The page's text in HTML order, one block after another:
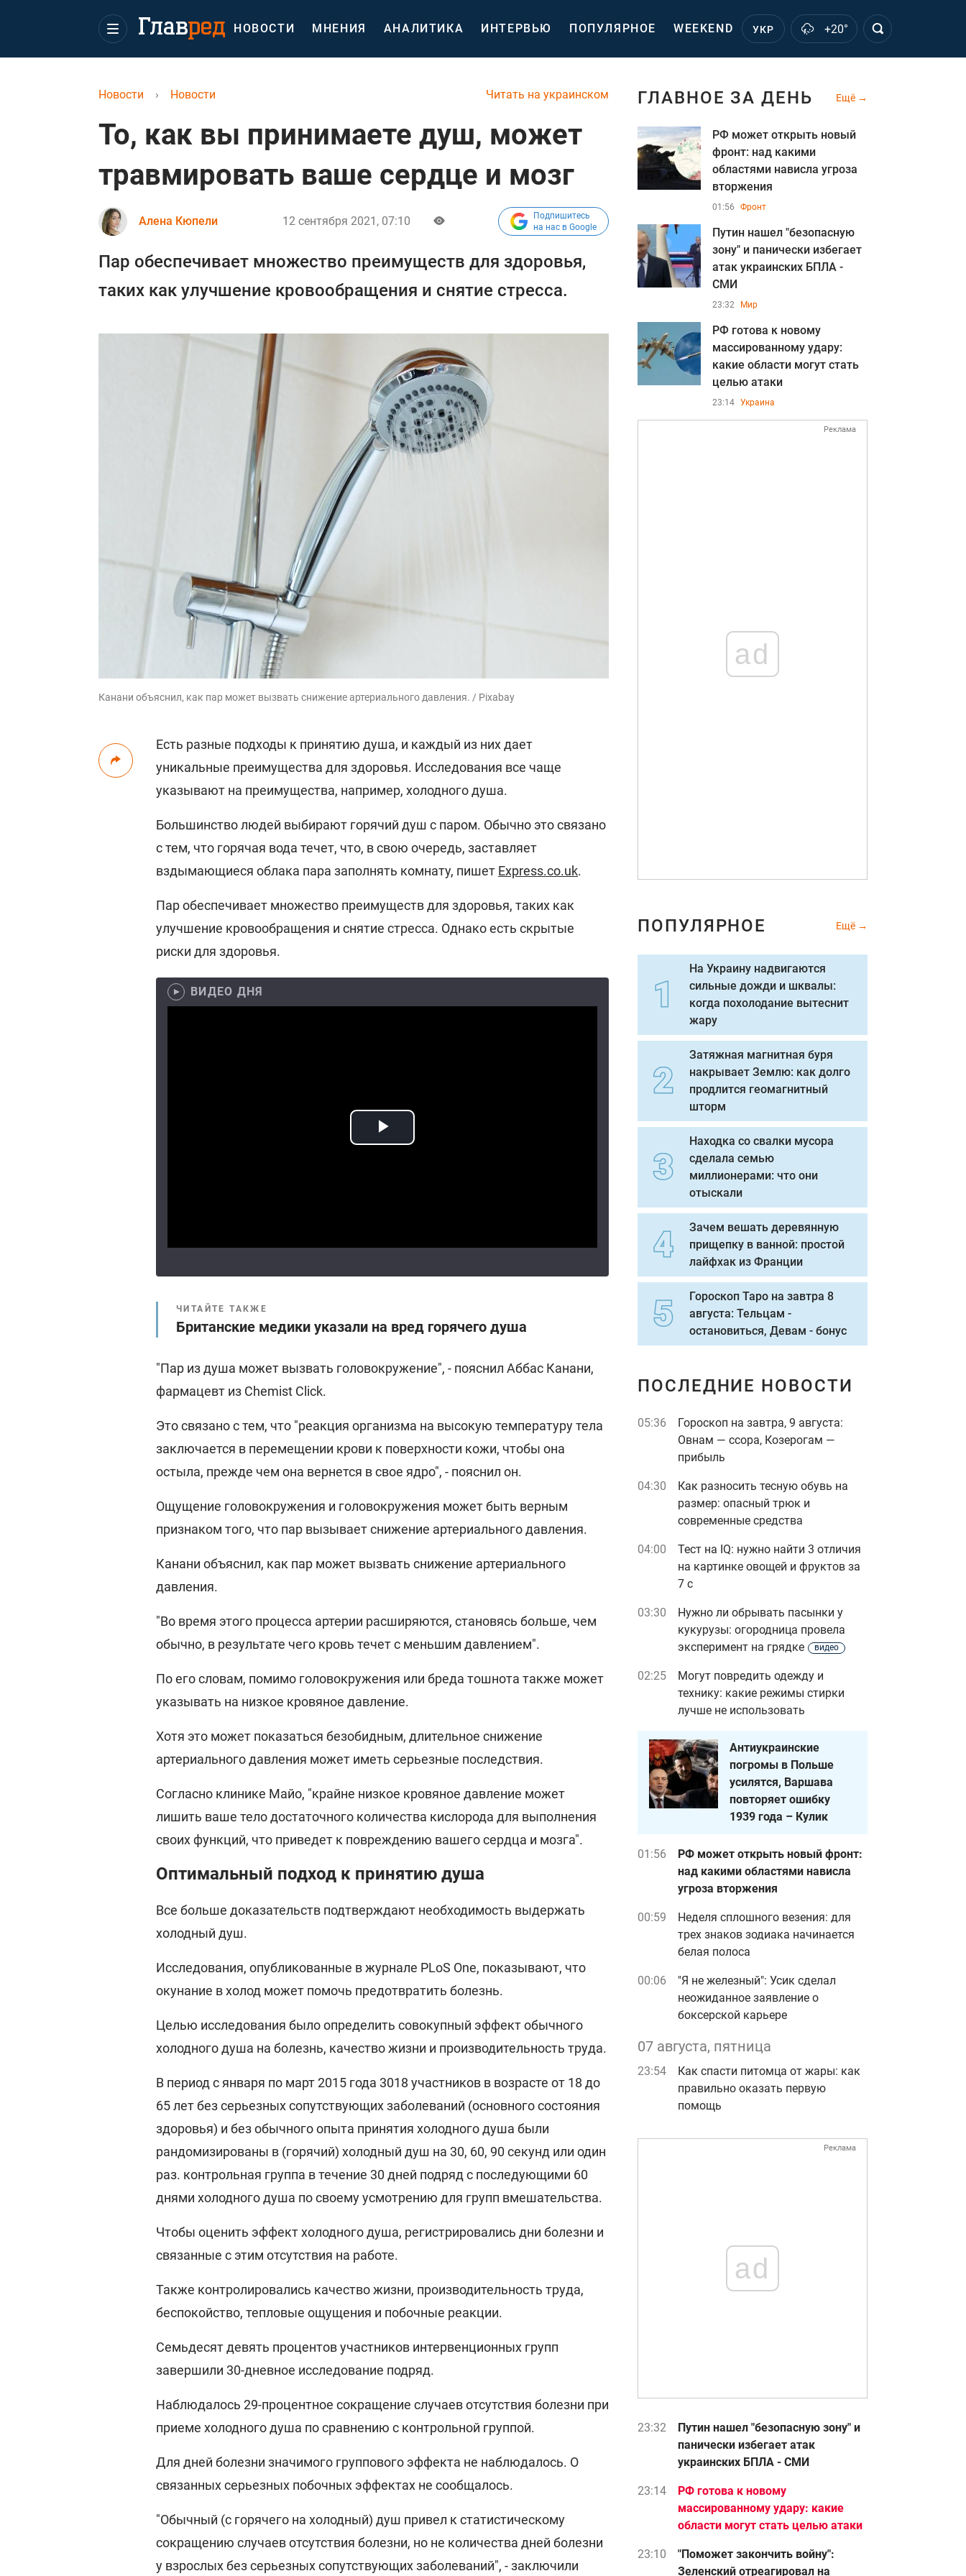
НОВОСТИ МНЕНИЯ АНАЛИТИКА ИНТЕРВЬЮ ПОПУЛЯРНОЕ WEEKEND УКР +20°
Читать на украинском
Новости › Новости
То, как вы принимаете душ, может
травмировать ваше сердце и мозг
Алена Кюпели 12 сентября 2021, 07:10
Подпишитесь
на нас в Google
Пар обеспечивает множество преимуществ для здоровья,
таких как улучшение кровообращения и снятие стресса.
Канани объяснил, как пар может вызвать снижение артериального давления. / Pixabay
Есть разные подходы к принятию душа, и каждый из них дает
уникальные преимущества для здоровья. Исследования все чаще
указывают на преимущества, например, холодного душа.
Большинство людей выбирают горячий душ с паром. Обычно это связано
с тем, что горячая вода течет, что, в свою очередь, заставляет
вздымающиеся облака пара заполнять комнату, пишет Express.co.uk.
Пар обеспечивает множество преимуществ для здоровья, таких как
улучшение кровообращения и снятие стресса. Однако есть скрытые
риски для здоровья.
ВИДЕО ДНЯ
ЧИТАЙТЕ ТАКЖЕ
Британские медики указали на вред горячего душа
"Пар из душа может вызвать головокружение", - пояснил Аббас Канани,
фармацевт из Chemist Click.
Это связано с тем, что "реакция организма на высокую температуру тела
заключается в перемещении крови к поверхности кожи, чтобы она
остыла, прежде чем она вернется в свое ядро", - пояснил он.
Ощущение головокружения и головокружения может быть верным
признаком того, что пар вызывает снижение артериального давления.
Канани объяснил, как пар может вызвать снижение артериального
давления.
"Во время этого процесса артерии расширяются, становясь больше, чем
обычно, в результате чего кровь течет с меньшим давлением".
По его словам, помимо головокружения или бреда тошнота также может
указывать на низкое кровяное давление.
Хотя это может показаться безобидным, длительное снижение
артериального давления может иметь серьезные последствия.
Согласно клинике Майо, "крайне низкое кровяное давление может
лишить ваше тело достаточного количества кислорода для выполнения
своих функций, что приведет к повреждению вашего сердца и мозга".
Оптимальный подход к принятию душа
Все больше доказательств подтверждают необходимость выдержать
холодный душ.
Исследования, опубликованные в журнале PLoS One, показывают, что
окунание в холод может помочь предотвратить болезнь.
Целью исследования было определить совокупный эффект обычного
холодного душа на болезнь, качество жизни и производительность труда.
В период с января по март 2015 года 3018 участников в возрасте от 18 до
65 лет без серьезных сопутствующих заболеваний (основного состояния
здоровья) и без обычного опыта принятия холодного душа были
рандомизированы в (горячий) холодный душ на 30, 60, 90 секунд или один
раз. контрольная группа в течение 30 дней подряд с последующими 60
днями холодного душа по своему усмотрению для групп вмешательства.
Чтобы оценить эффект холодного душа, регистрировались дни болезни и
связанные с этим отсутствия на работе.
Также контролировались качество жизни, производительность труда,
беспокойство, тепловые ощущения и побочные реакции.
Семьдесят девять процентов участников интервенционных групп
завершили 30-дневное исследование подряд.
Наблюдалось 29-процентное сокращение случаев отсутствия болезни при
приеме холодного душа по сравнению с контрольной группой.
Для дней болезни значимого группового эффекта не наблюдалось. О
связанных серьезных побочных эффектах не сообщалось.
"Обычный (с горячего на холодный) душ привел к статистическому
сокращению случаев отсутствия болезни, но не количества дней болезни
у взрослых без серьезных сопутствующих заболеваний", - заключили
ГЛАВНОЕ ЗА ДЕНЬ Ещё
РФ может открыть новый
фронт: над какими
областями нависла угроза
вторжения
01:56 Фронт
Путин нашел "безопасную
зону" и панически избегает
атак украинских БПЛА -
СМИ
23:32 Мир
РФ готова к новому
массированному удару:
какие области могут стать
целью атаки
23:14 Украина
Реклама
ad
ПОПУЛЯРНОЕ Ещё
На Украину надвигаются
сильные дожди и шквалы:
когда похолодание вытеснит
жару
Затяжная магнитная буря
накрывает Землю: как долго
продлится геомагнитный
шторм
Находка со свалки мусора
сделала семью
миллионерами: что они
отыскали
Зачем вешать деревянную
прищепку в ванной: простой
лайфхак из Франции
Гороскоп Таро на завтра 8
августа: Тельцам -
остановиться, Девам - бонус
ПОСЛЕДНИЕ НОВОСТИ
05:36
Гороскоп на завтра, 9 августа:
Овнам — ссора, Козерогам —
прибыль
04:30
Как разносить тесную обувь на
размер: опасный трюк и
современные средства
04:00
Тест на IQ: нужно найти 3 отличия
на картинке овощей и фруктов за
7 с
03:30
Нужно ли обрывать пасынки у
кукурузы: огородница провела
эксперимент на грядке
видео
02:25
Могут повредить одежду и
технику: какие режимы стирки
лучше не использовать
Антиукраинские
погромы в Польше
усилятся, Варшава
повторяет ошибку
1939 года – Кулик
01:56
РФ может открыть новый фронт:
над какими областями нависла
угроза вторжения
00:59
Неделя сплошного везения: для
трех знаков зодиака начинается
белая полоса
00:06
"Я не железный": Усик сделал
неожиданное заявление о
боксерской карьере
07 августа, пятница
23:54
Как спасти питомца от жары: как
правильно оказать первую
помощь
Реклама
ad
23:32
Путин нашел "безопасную зону" и
панически избегает атак
украинских БПЛА - СМИ
23:14
РФ готова к новому
массированному удару: какие
области могут стать целью атаки
23:10
"Поможет закончить войну":
Зеленский отреагировал на